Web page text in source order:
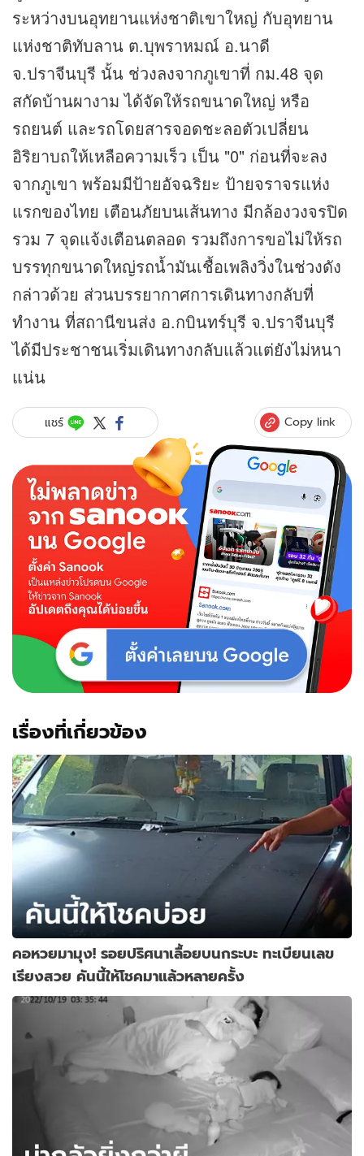
ระหว่างบนอุทยานแห่งชาติเขาใหญ่ กับอุทยาน
แห่งชาติทับลาน ต.บุพราหมณ์ อ.นาดี
จ.ปราจีนบุรี นั้น ช่วงลงจากภูเขาที่ กม.48 จุด
สกัดบ้านผางาม ได้จัดให้รถขนาดใหญ่ หรือ
รถยนต์ และรถโดยสารจอดชะลอตัวเปลี่ยน
อิริยาบถให้เหลือความเร็ว เป็น "0" ก่อนที่จะลง
จากภูเขา พร้อมมีป้ายอัจฉริยะ ป้ายจราจรแห่ง
แรกของไทย เตือนภัยบนเส้นทาง มีกล้องวงจรปิด
รวม 7 จุดแจ้งเตือนตลอด รวมถึงการขอไม่ให้รถ
บรรทุกขนาดใหญ่รถน้ำมันเชื้อเพลิงวิ่งในช่วงดัง
กล่าวด้วย ส่วนบรรยากาศการเดินทางกลับที่
ทำงาน ที่สถานีขนส่ง อ.กบินทร์บุรี จ.ปราจีนบุรี
ได้มีประชาชนเริ่มเดินทางกลับแล้วแต่ยังไม่หนา
แน่น
แชร์ Copy link
เรื่องที่เกี่ยวข้อง
คอหวยมามุง! รอยปริศนาเลื้อยบนกระบะ ทะเบียนเลข
เรียงสวย คันนี้ให้โชคมาแล้วหลายครั้ง